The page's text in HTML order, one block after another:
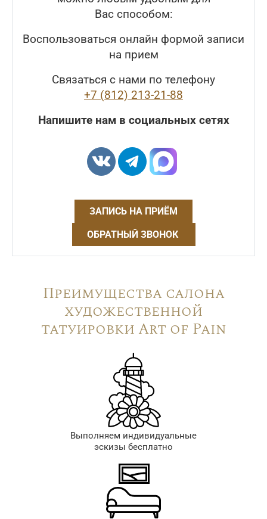
Вас способом:
Воспользоваться онлайн формой записи
на прием
Связаться с нами по телефону
+7 (812) 213-21-88
Напишите нам в социальных сетях
ЗАПИСЬ НА ПРИЁМ
ОБРАТНЫЙ ЗВОНОК
Преимущества салона
художественной
татуировки Art of Pain
Выполняем индивидуальные
эскизы бесплатно